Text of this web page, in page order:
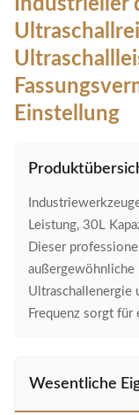
Industrieller
Einstellung
Leistung, 30L
Dieser
Frequenz sorgt für
Wesentliche